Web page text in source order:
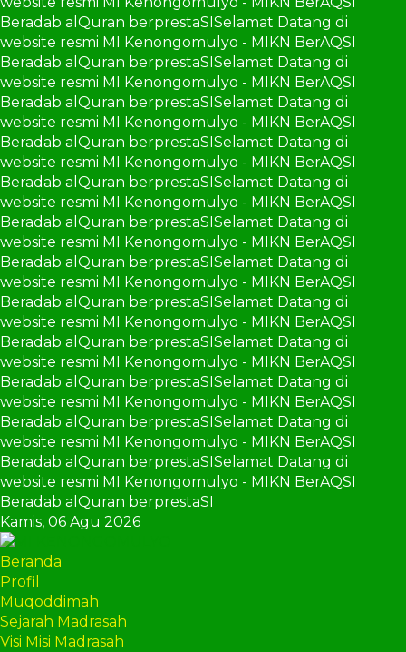
Beradab alQuran berprestaSISelamat Datang di
website resmi MI Kenongomulyo - MIKN BerAQSI
Beradab alQuran berprestaSISelamat Datang di
website resmi MI Kenongomulyo - MIKN BerAQSI
Beradab alQuran berprestaSISelamat Datang di
website resmi MI Kenongomulyo - MIKN BerAQSI
Beradab alQuran berprestaSISelamat Datang di
website resmi MI Kenongomulyo - MIKN BerAQSI
Beradab alQuran berprestaSISelamat Datang di
website resmi MI Kenongomulyo - MIKN BerAQSI
Beradab alQuran berprestaSISelamat Datang di
website resmi MI Kenongomulyo - MIKN BerAQSI
Beradab alQuran berprestaSISelamat Datang di
website resmi MI Kenongomulyo - MIKN BerAQSI
Beradab alQuran berprestaSISelamat Datang di
website resmi MI Kenongomulyo - MIKN BerAQSI
Beradab alQuran berprestaSISelamat Datang di
website resmi MI Kenongomulyo - MIKN BerAQSI
Beradab alQuran berprestaSISelamat Datang di
website resmi MI Kenongomulyo - MIKN BerAQSI
Beradab alQuran berprestaSISelamat Datang di
website resmi MI Kenongomulyo - MIKN BerAQSI
Beradab alQuran berprestaSISelamat Datang di
website resmi MI Kenongomulyo - MIKN BerAQSI
Beradab alQuran berprestaSI
Kamis, 06 Agu 2026
Beranda
Profil
Muqoddimah
Sejarah Madrasah
Visi Misi Madrasah